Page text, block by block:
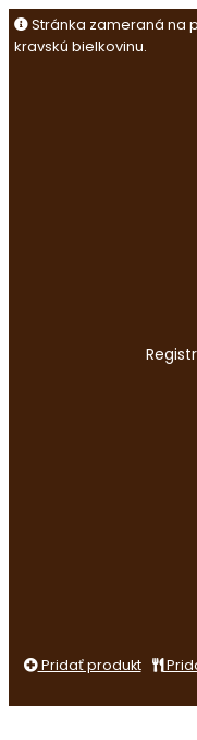
Preskočiť
na
obsah
Stránka zameraná na
kravskú bielkovinu.
Pridať produkt